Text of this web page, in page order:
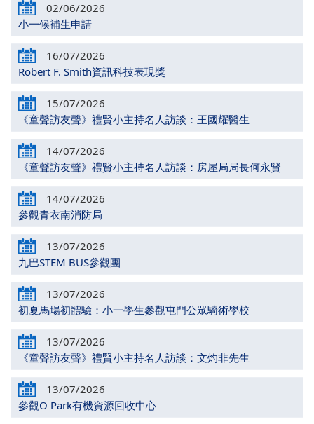
02/06/2026
小一候補生申請
16/07/2026
Robert F. Smith資訊科技表現獎
15/07/2026
《童聲訪友聲》禮賢小主持名人訪談：王國耀醫生
14/07/2026
《童聲訪友聲》禮賢小主持名人訪談：房屋局局長何永賢
14/07/2026
參觀青衣南消防局
13/07/2026
九巴STEM BUS參觀團
13/07/2026
初夏馬場初體驗：小一學生參觀屯門公眾騎術學校
13/07/2026
《童聲訪友聲》禮賢小主持名人訪談：文灼非先生
13/07/2026
參觀O Park有機資源回收中心